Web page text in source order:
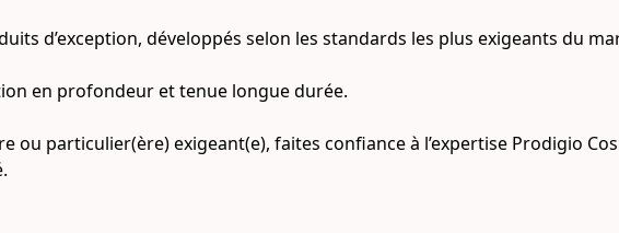
d’exception, développés selon les standards les plus exigeants du
en profondeur et tenue longue durée.
ou particulier(ère) exigeant(e), faites confiance à l’expertise Prodigio